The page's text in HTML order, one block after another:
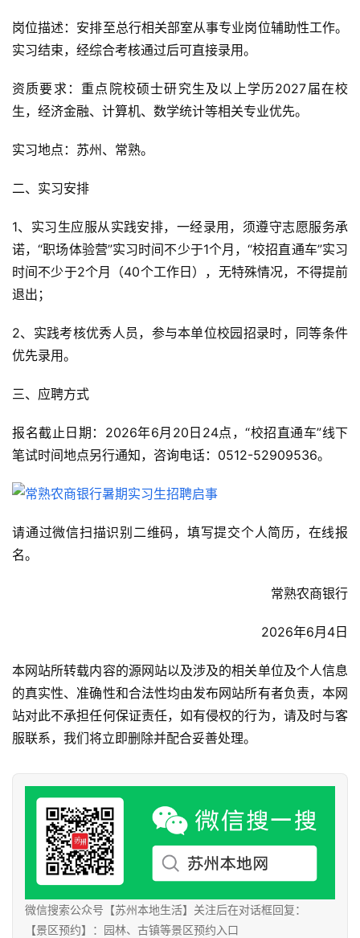
岗位描述：安排至总行相关部室从事专业岗位辅助性工作。
实习结束，经综合考核通过后可直接录用。
资质要求：重点院校硕士研究生及以上学历2027届在校
生，经济金融、计算机、数学统计等相关专业优先。
实习地点：苏州、常熟。
二、实习安排
1、实习生应服从实践安排，一经录用，须遵守志愿服务承
诺，“职场体验营”实习时间不少于1个月，“校招直通车”实习
时间不少于2个月（40个工作日），无特殊情况，不得提前
退出；
2、实践考核优秀人员，参与本单位校园招录时，同等条件
优先录用。
三、应聘方式
报名截止日期：2026年6月20日24点，“校招直通车”线下
笔试时间地点另行通知，咨询电话：0512-52909536。
请通过微信扫描识别二维码，填写提交个人简历，在线报
名。
常熟农商银行
2026年6月4日
本网站所转载内容的源网站以及涉及的相关单位及个人信息
的真实性、准确性和合法性均由发布网站所有者负责，本网
站对此不承担任何保证责任，如有侵权的行为，请及时与客
服联系，我们将立即删除并配合妥善处理。
微信搜索公众号【苏州本地生活】关注后在对话框回复：
【景区预约】：园林、古镇等景区预约入口